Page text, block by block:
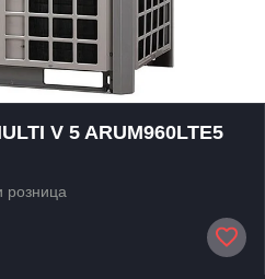
V 5 ARUM960LTE5
розница